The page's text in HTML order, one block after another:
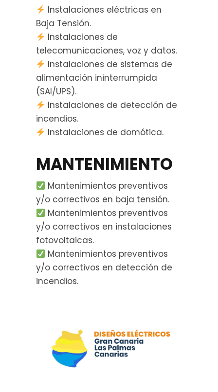
Instalaciones eléctricas en
Baja Tensión.
Instalaciones de
telecomunicaciones, voz y datos.
Instalaciones de sistemas de
alimentación ininterrumpida
(SAI/UPS).
Instalaciones de detección de
incendios.
Instalaciones de domótica.
MANTENIMIENTO
Mantenimientos preventivos
y/o correctivos en baja tensión.
Mantenimientos preventivos
y/o correctivos en instalaciones
fotovoltaicas.
Mantenimientos preventivos
y/o correctivos en detección de
incendios.